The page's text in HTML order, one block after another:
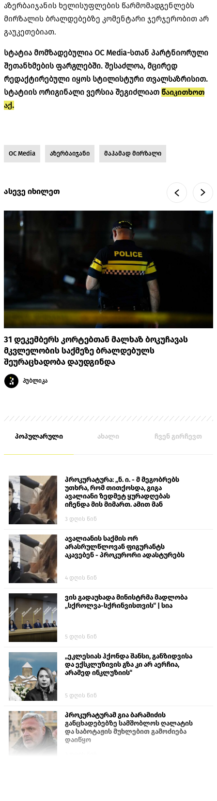
აზერბაიჯანის ხელისუფლების წარმომადგენლებს
მირზალის ბრალდებებზე კომენტარი ჯერჯერობით არ
გაუკეთებიათ.
სტატია მომზადებულია OC Media-სთან პარტნიორული
შეთანხმების ფარგლებში. შესაძლოა, მცირედ
რედაქტირებული იყოს სტილისტური თვალსაზრისით.
სტატიის ორიგინალი ვერსია შეგიძლიათ წაიკითხოთ
აქ.
OC Media აზერბაიჯანი მაჰამად მირზალი
ასევე იხილეთ
31 დეკემბერს კორტებთან მალხაზ ბოკუჩავას
მკვლელობის საქმეზე ბრალდებულს
შეურაცხადობა დაუდგინდა
პუბლიკა
პოპულარული ახალი ჩვენ გირჩევთ
პროკურატურა: „ნ. ი. - მ მეგობრებს
უთხრა, რომ თითქოსდა, გიგა
ავალიანი ზედმეტ ყურადღებას
იჩენდა მის მიმართ. ამით მან
თავს დასხმოდა გიგა ავალიანს“
3 დღის წინ
ავალიანის საქმის ორ
არასრულწლოვან ფიგურანტს
აკავებენ - პროკურორი ადასტურებს
4 დღის წინ
ვის გადაუხადა მინისტრმა მადლობა
„სქროლვა-სქრინვისთვის“ | სია
5 დღის წინ
„ეკლესიას ჰქონდა შანსი, განზიდვისა
და ექსკლუზივის გზა კი არ აერჩია,
არამედ ინკლუზიის“
5 დღის წინ
პროკურატურამ გია ბარამიძის
განცხადებებზე სამშობლოს ღალატის
და საბოტაჟის მუხლებით გამოძიება
დაიწყო